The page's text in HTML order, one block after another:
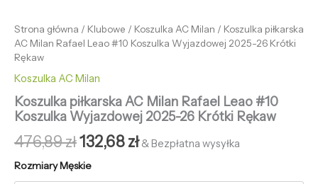
Strona główna / Klubowe / Koszulka AC Milan / Koszulka piłkarska
AC Milan Rafael Leao #10 Koszulka Wyjazdowej 2025-26 Krótki
Rękaw
Koszulka AC Milan
Koszulka piłkarska AC Milan Rafael Leao #10
Koszulka Wyjazdowej 2025-26 Krótki Rękaw
476,89zł132,68zł & Bezpłatna wysyłka
Rozmiary Męskie